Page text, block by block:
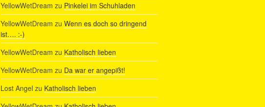
YellowWetDream zu Pinkelei im Schuhladen
YellowWetDream zu Wenn es doch so dringend
ist…. :-)
YellowWetDream zu Katholisch lieben
YellowWetDream zu Da war er angepißt!
Lost Angel zu Katholisch lieben